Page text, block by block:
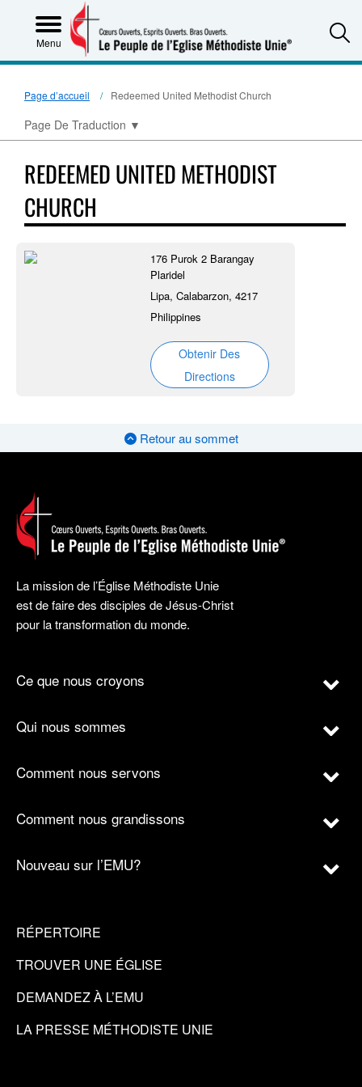
Menu
Page d’accueil Redeemed United Methodist Church
Page De Traduction ▼
REDEEMED UNITED METHODIST
CHURCH
176 Purok 2 Barangay
Plaridel
Lipa, Calabarzon, 4217
Philippines
Obtenir Des
Directions
Retour au sommet
La mission de l’Église Méthodiste Unie
est de faire des disciples de Jésus-Christ
pour la transformation du monde.
Ce que nous croyons
Qui nous sommes
Comment nous servons
Comment nous grandissons
Nouveau sur l’EMU?
RÉPERTOIRE
TROUVER UNE ÉGLISE
DEMANDEZ À L’EMU
LA PRESSE MÉTHODISTE UNIE